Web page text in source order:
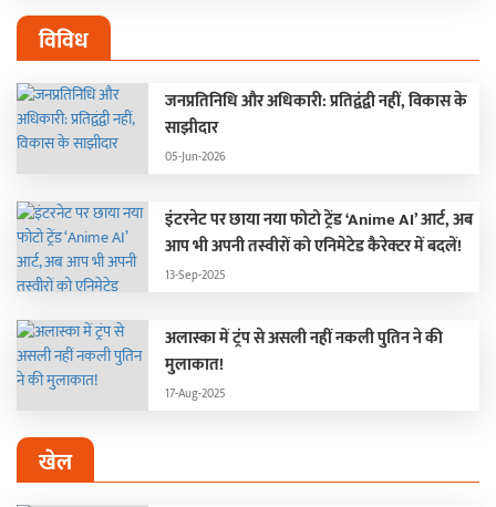
विविध
जनप्रतिनिधि और अधिकारी: प्रतिद्वंद्वी नहीं, विकास के
साझीदार
05-Jun-2026
इंटरनेट पर छाया नया फोटो ट्रेंड ‘Anime AI’ आर्ट, अब
आप भी अपनी तस्वीरों को एनिमेटेड कैरेक्टर में बदलें!
13-Sep-2025
अलास्का में ट्रंप से असली नहीं नकली पुतिन ने की
मुलाकात!
17-Aug-2025
खेल